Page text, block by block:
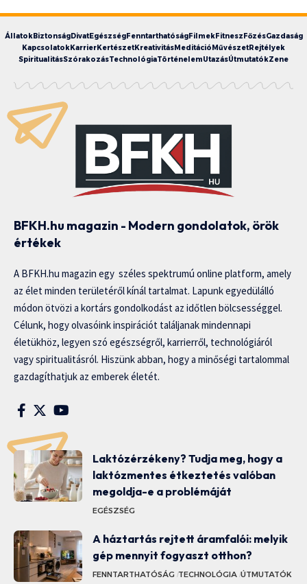
ÁllatokBiztonságDivatEgészségFenntarthatóságFilmekFitneszFőzésGazdaság
KapcsolatokKarrierKertészetKreativitásMeditációMűvészetRejtélyek
SpiritualitásSzórakozásTechnológiaTörténelemUtazásÚtmutatókZene
BFKH.hu magazin - Modern gondolatok, örök
értékek
A BFKH.hu magazin egy széles spektrumú online platform, amely
az élet minden területéről kínál tartalmat. Lapunk egyedülálló
módon ötvözi a kortárs gondolkodást az időtlen bölcsességgel.
Célunk, hogy olvasóink inspirációt találjanak mindennapi
életükhöz, legyen szó egészségről, karrierről, technológiáról
vagy spiritualitásról. Hiszünk abban, hogy a minőségi tartalommal
gazdagíthatjuk az emberek életét.
Laktózérzékeny? Tudja meg, hogy a
laktózmentes étkeztetés valóban
megoldja-e a problémáját
EGÉSZSÉG
A háztartás rejtett áramfalói: melyik
gép mennyit fogyaszt otthon?
FENNTARTHATÓSÁG TECHNOLÓGIA ÚTMUTATÓK